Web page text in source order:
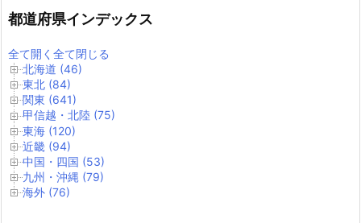
都道府県インデックス
全て開く 全て閉じる
北海道 (46)
東北 (84)
関東 (641)
甲信越・北陸 (75)
東海 (120)
近畿 (94)
中国・四国 (53)
九州・沖縄 (79)
海外 (76)